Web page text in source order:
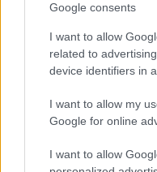
Google consents
I want to allow
related to
device identifiers in
I want to allow my
Google for online
I want to allow
Kerékpáros
F1-es